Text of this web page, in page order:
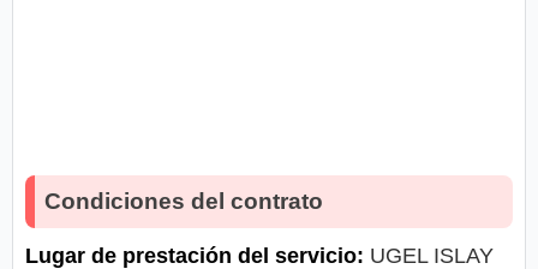
Condiciones del contrato
Lugar de prestación del servicio: UGEL ISLAY